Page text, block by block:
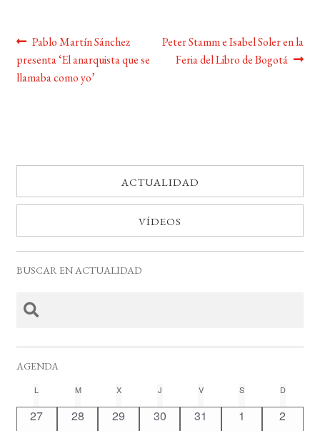
Navegación
de
Anterior:
Pablo Martín Sánchez
presenta ‘El anarquista que se
llamaba como yo’
Siguiente:
Peter Stamm e Isabel Soler en la
Feria del Libro de Bogotá
ACTUALIDAD
VÍDEOS
BUSCAR EN ACTUALIDAD
AGENDA
a
L MMARTES XMIÉRCOLES
J VVIERNES SSÁBADO D
0
27
0
28
0
29
0
30
0
31
0
1
0
2